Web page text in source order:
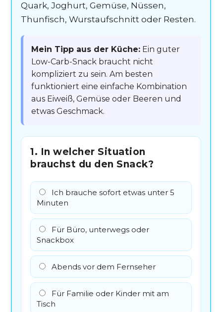
Quark, Joghurt, Gemüse, Nüssen,
Thunfisch, Wurstaufschnitt oder Resten.
Mein Tipp aus der Küche: Ein guter
Low-Carb-Snack braucht nicht
kompliziert zu sein. Am besten
funktioniert eine einfache Kombination
aus Eiweiß, Gemüse oder Beeren und
etwas Geschmack.
1. In welcher Situation
brauchst du den Snack?
Ich brauche sofort etwas unter 5
Minuten
Für Büro, unterwegs oder
Snackbox
Abends vor dem Fernseher
Für Familie oder Kinder mit am
Tisch